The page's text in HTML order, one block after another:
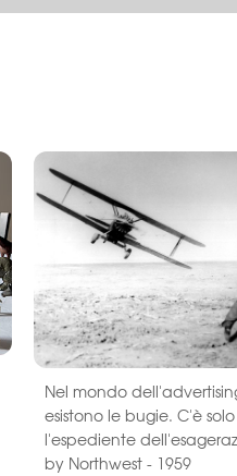
Nel mondo
esistono le bugie. C'è solo
l'espediente
by Northwest - 1959